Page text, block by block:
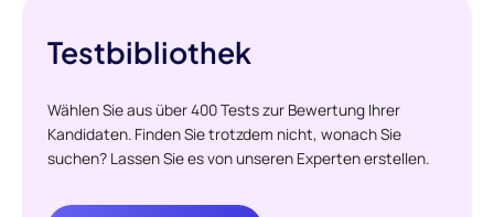
Testbibliothek
Wählen Sie aus über 400 Tests zur Bewertung Ihrer
Kandidaten. Finden Sie trotzdem nicht, wonach Sie
suchen? Lassen Sie es von unseren Experten erstellen.